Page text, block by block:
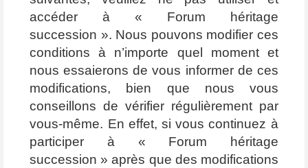
accéder à « Forum héritage
succession ». Nous pouvons modifier ces
conditions à n’importe quel moment et
nous essaierons de vous informer de ces
modifications, bien que nous vous
conseillons de vérifier régulièrement par
vous-même. En effet, si vous continuez à
participer à « Forum héritage
succession » après que des modifications